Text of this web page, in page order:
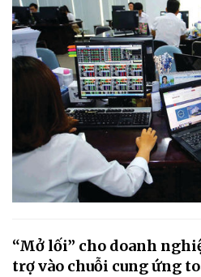
“Mở lối” cho doanh
trợ vào chuỗi cung ứng